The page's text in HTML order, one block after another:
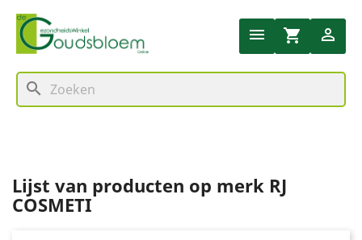
 shopping_cart 
search
Lijst van producten op merk RJ
COSMETI